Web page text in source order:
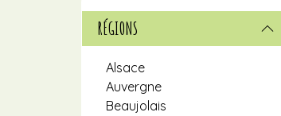
RÉGIONS
Alsace
Auvergne
Beaujolais